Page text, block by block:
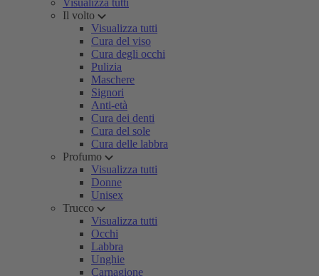
Visualizza tutti
Il volto
Visualizza tutti
Cura del viso
Cura degli occhi
Pulizia
Maschere
Signori
Anti-età
Cura dei denti
Cura del sole
Cura delle labbra
Profumo
Visualizza tutti
Donne
Unisex
Trucco
Visualizza tutti
Occhi
Labbra
Unghie
Carnagione